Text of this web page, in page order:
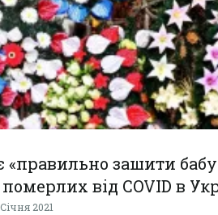
«правильно зашити
від COVID в
2021